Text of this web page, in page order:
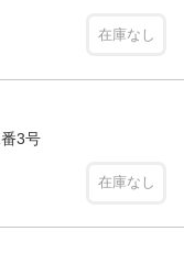
在庫なし
3号
在庫なし